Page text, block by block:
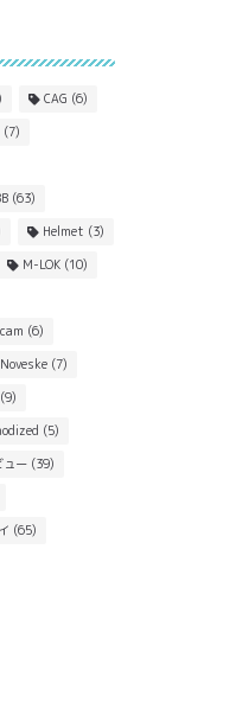
CAG (6)
(7)
(63)
Helmet (3)
M-LOK(10)
(6)
Noveske(7)
(9)
(5)
ュー(39)
(65)